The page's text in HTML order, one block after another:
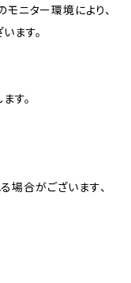
ニター環境により、
ます。
す。
合がございます、